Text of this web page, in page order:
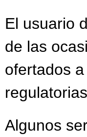
El usuario
de las
ofertados
Algunos